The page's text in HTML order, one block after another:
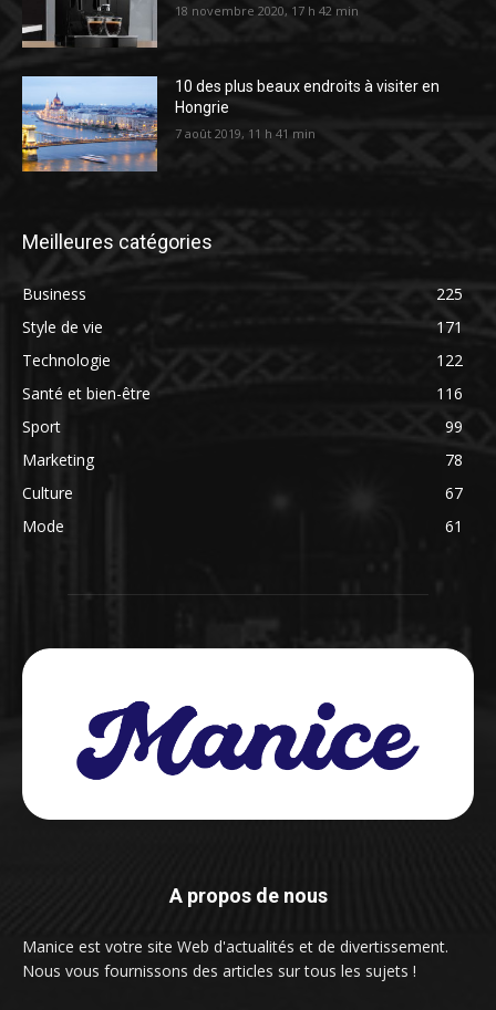
18 novembre 2020, 17 h 42 min
10 des plus beaux endroits à visiter en
Hongrie
7 août 2019, 11 h 41 min
Meilleures catégories
Business
225
Style de vie
171
Technologie
122
Santé et bien-être
116
Sport
99
Marketing
78
Culture
67
Mode
61
A propos de nous
Manice est votre site Web d'actualités et de divertissement.
Nous vous fournissons des articles sur tous les sujets !